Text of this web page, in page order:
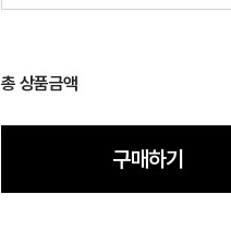
총 상품금액
구매하기